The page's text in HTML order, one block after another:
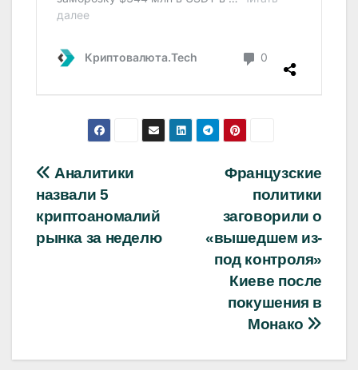
Навигация
по
записям
Французские
политики
заговорили о
«вышедшем из-
под контроля»
Киеве после
покушения в
Монако
Аналитики
назвали 5
криптоаномалий
рынка за неделю